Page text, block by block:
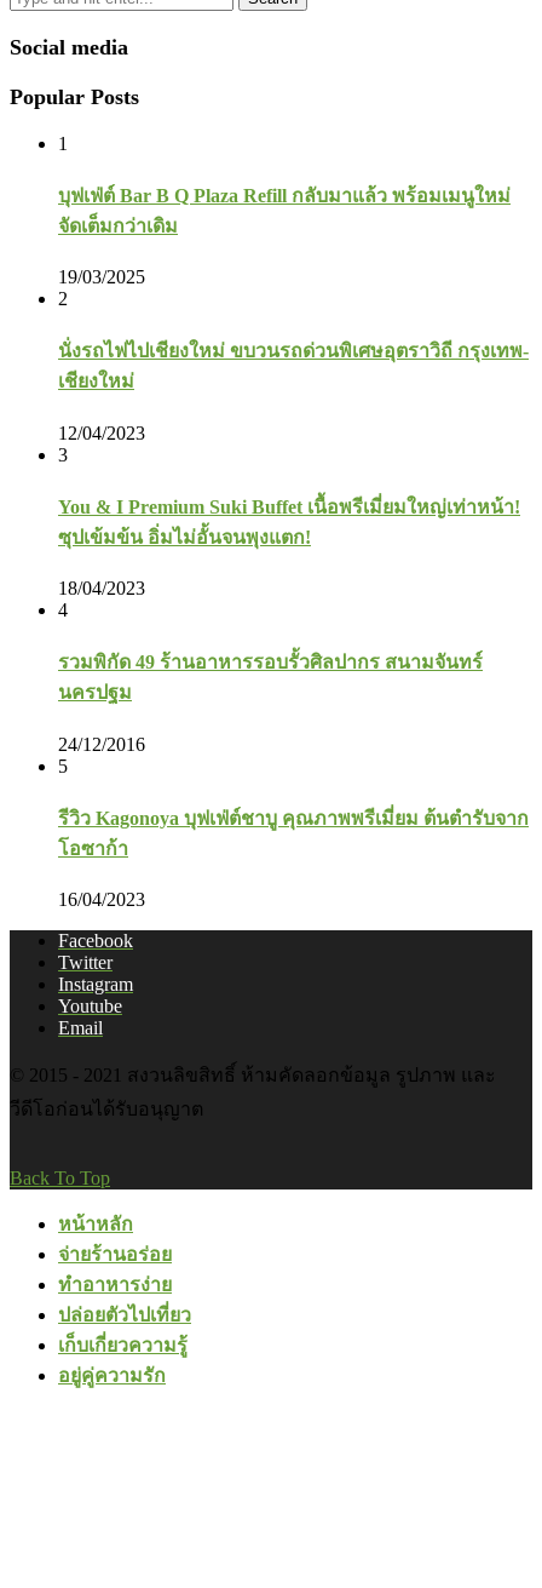
Social media
Popular Posts
1
บุฟเฟ่ต์ Bar B Q Plaza Refill กลับมาแล้ว พร้อมเมนูใหม่
จัดเต็มกว่าเดิม
19/03/2025
2
นั่งรถไฟไปเชียงใหม่ ขบวนรถด่วนพิเศษอุตราวิถี กรุงเทพ-
เชียงใหม่
12/04/2023
3
You & I Premium Suki Buffet เนื้อพรีเมี่ยมใหญ่เท่าหน้า!
ซุปเข้มข้น อิ่มไม่อั้นจนพุงแตก!
18/04/2023
4
รวมพิกัด 49 ร้านอาหารรอบรั้วศิลปากร สนามจันทร์
นครปฐม
24/12/2016
5
รีวิว Kagonoya บุฟเฟ่ต์ชาบู คุณภาพพรีเมี่ยม ต้นตำรับจาก
โอซาก้า
16/04/2023
Facebook
Twitter
Instagram
Youtube
Email
© 2015 - 2021 สงวนลิขสิทธิ์ ห้ามคัดลอกข้อมูล รูปภาพ และ
วีดีโอก่อนได้รับอนุญาต
Back To Top
หน้าหลัก
จ่ายร้านอร่อย
ทำอาหารง่าย
ปล่อยตัวไปเที่ยว
เก็บเกี่ยวความรู้
อยู่คู่ความรัก